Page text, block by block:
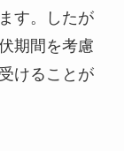
す。したが
期間を考慮
けることが